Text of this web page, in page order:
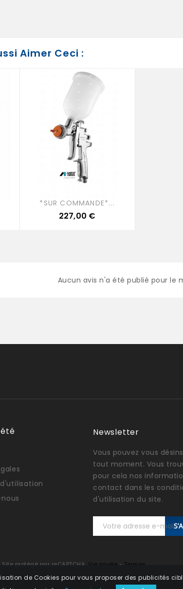
Aimer Ceci :
*SUR COMMANDE*...
Prix
227,00 €
Aucun avis n'a été publié pour le
Newsletter
Vous pouvez vous
tout moment. Vous
pour cela nos
contact dans les
d'utilisation du site.
Site protégé par reCAPTCHA. Vie privée - Termes
de Cookies pour vous proposer des publicités